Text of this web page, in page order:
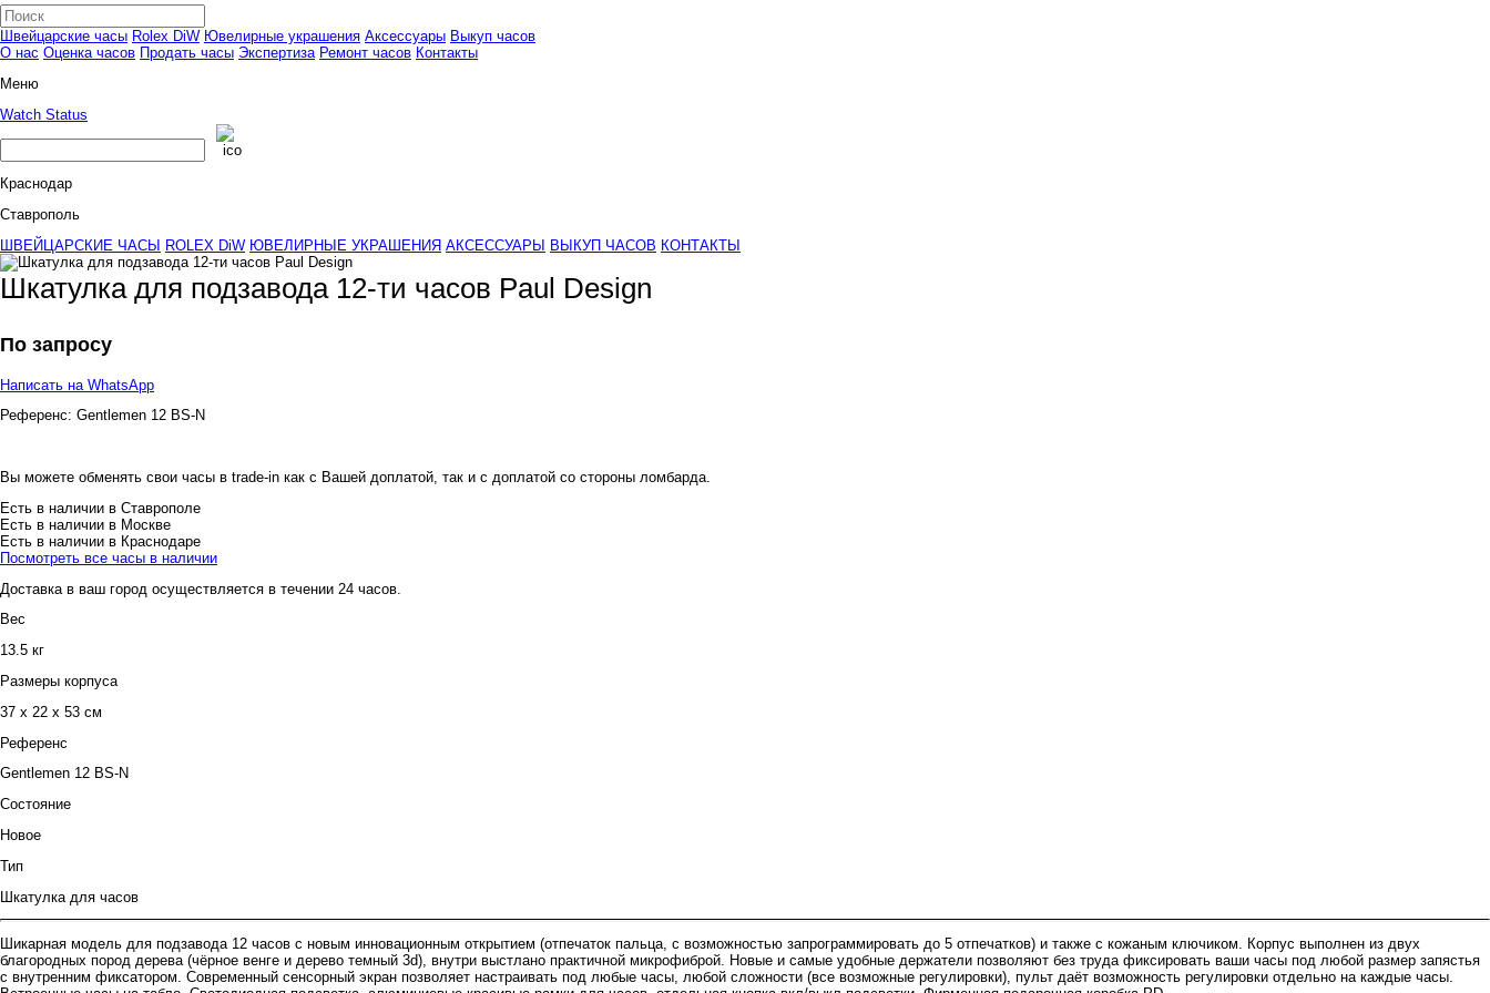
Швейцарские часы Rolex DiW Ювелирные украшения Аксессуары Выкуп часов
О нас Оценка часов Продать часы Экспертиза Ремонт часов Контакты
Меню
Watch Status
Краснодар
Ставрополь
ШВЕЙЦАРСКИЕ ЧАСЫ
ROLEX DiW ЮВЕЛИРНЫЕ УКРАШЕНИЯ АКСЕССУАРЫ ВЫКУП ЧАСОВ КОНТАКТЫ
Шкатулка для подзавода 12-ти часов Paul Design
По запросу
Написать на WhatsApp
Референс: Gentlemen 12 BS-N
Вы можете обменять свои часы в trade-in как с Вашей доплатой, так и с доплатой со стороны ломбарда.
Есть в наличии в Ставрополе
Есть в наличии в Москве
Есть в наличии в Краснодаре
Посмотреть все часы в наличии
Доставка в ваш город осуществляется в течении 24 часов.
Вес
13.5 кг
Размеры корпуса
37 х 22 х 53 см
Референс
Gentlemen 12 BS-N
Состояние
Новое
Тип
Шкатулка для часов
Шикарная модель для подзавода 12 часов с новым инновационным открытием (отпечаток пальца, с возможностью запрограммировать до 5 отпечатков) и также с кожаным ключиком. Корпус выполнен из двух
благородных пород дерева (чёрное венге и дерево темный 3d), внутри выстлано практичной микрофиброй. Новые и самые удобные держатели позволяют без труда фиксировать ваши часы под любой размер запястья
с внутренним фиксатором. Современный сенсорный экран позволяет настраивать под любые часы, любой сложности (все возможные регулировки), пульт даёт возможность регулировки отдельно на каждые часы.